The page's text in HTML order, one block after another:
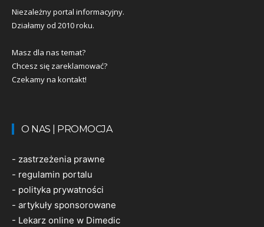
Niezależny portal informacyjny.
Działamy od 2010 roku.
Masz dla nas temat?
Chcesz się zareklamować?
Czekamy na kontakt!
O NAS | PROMOCJA
- zastrzeżenia prawne
- regulamin portalu
- polityka prywatności
- artykuły sponsorowane
- Lekarz online w Dimedic